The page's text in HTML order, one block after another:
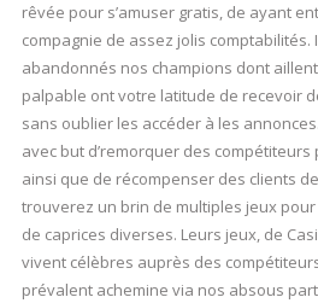
rêvée pour s’amuser gratis, de ayant
compagnie de assez jolis
abandonnés nos champions dont
palpable ont votre latitude de recevoir
sans oublier les accéder à les
avec but d’remorquer des
ainsi que de récompenser des clients
trouverez un brin de multiples jeux
de caprices diverses. Leurs jeux, de
vivent célèbres auprès des
prévalent achemine via nos absous